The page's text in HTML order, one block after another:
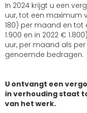
In 2024 krijgt u een
uur, tot een maximum
180) per maand en tot
1.900 en in 2022 €
uur, per maand als
genoemde bedragen.
U ontvangt een
in verhouding staat
van het werk.